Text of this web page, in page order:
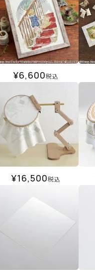
¥6,600税込
¥16,500税込